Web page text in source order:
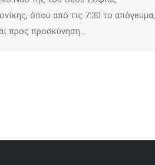
όπου από τις 7:30 το απόγευμα,
προς προσκύνηση…